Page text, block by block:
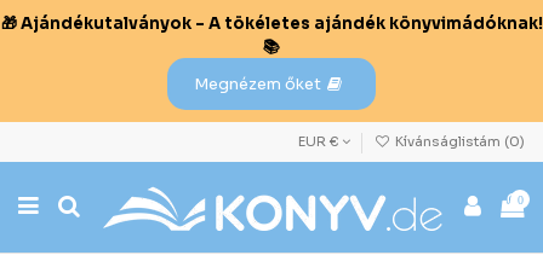
🎁 Ajándékutalványok – A tökéletes ajándék könyvimádóknak!
📚
Megnézem őket
EUR € Kívánságlistám (0)
0